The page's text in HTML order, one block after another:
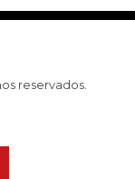
reservados.